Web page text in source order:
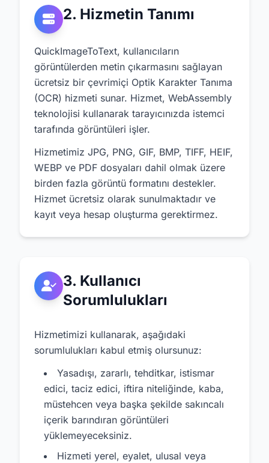
2. Hizmetin Tanımı
QuickImageToText, kullanıcıların
görüntülerden metin çıkarmasını sağlayan
ücretsiz bir çevrimiçi Optik Karakter Tanıma
(OCR) hizmeti sunar. Hizmet, WebAssembly
teknolojisi kullanarak tarayıcınızda istemci
tarafında görüntüleri işler.
Hizmetimiz JPG, PNG, GIF, BMP, TIFF, HEIF,
WEBP ve PDF dosyaları dahil olmak üzere
birden fazla görüntü formatını destekler.
Hizmet ücretsiz olarak sunulmaktadır ve
kayıt veya hesap oluşturma gerektirmez.
3. Kullanıcı
Sorumlulukları
Hizmetimizi kullanarak, aşağıdaki
sorumlulukları kabul etmiş olursunuz:
Yasadışı, zararlı, tehditkar, istismar
edici, taciz edici, iftira niteliğinde, kaba,
müstehcen veya başka şekilde sakıncalı
içerik barındıran görüntüleri
yüklemeyeceksiniz.
Hizmeti yerel, eyalet, ulusal veya